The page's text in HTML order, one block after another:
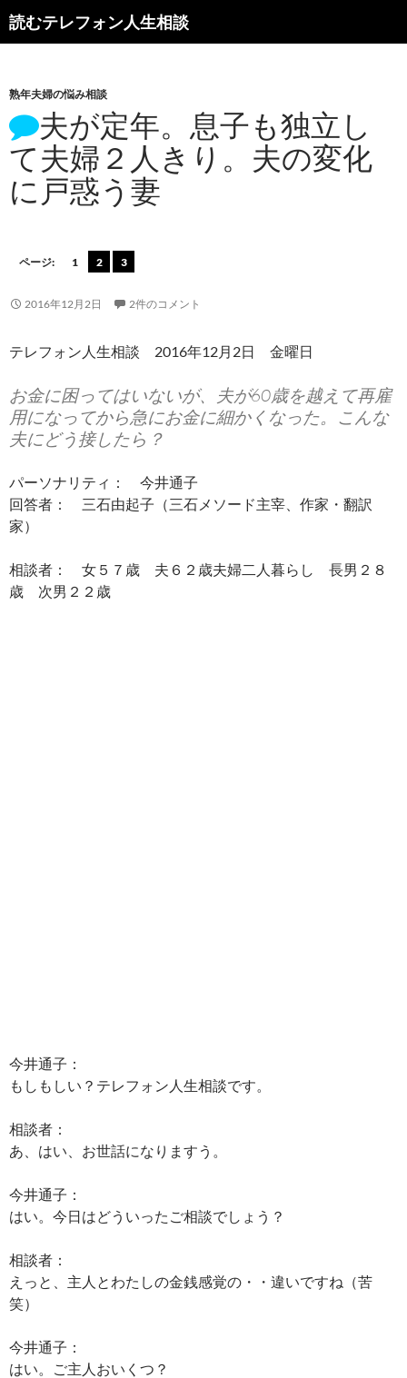
読むテレフォン人生相談
熟年夫婦の悩み相談
夫が定年。息子も独立し
て夫婦２人きり。夫の変化
に戸惑う妻
ページ: 1 2 3
2016年12月2日 2件のコメント
テレフォン人生相談 2016年12月2日 金曜日
お金に困ってはいないが、夫が60歳を越えて再雇
用になってから急にお金に細かくなった。こんな
夫にどう接したら？
パーソナリティ： 今井通子
回答者： 三石由起子（三石メソード主宰、作家・翻訳
家）
相談者： 女５７歳 夫６２歳夫婦二人暮らし 長男２８
歳 次男２２歳
今井通子：
もしもしい？テレフォン人生相談です。
相談者：
あ、はい、お世話になりますう。
今井通子：
はい。今日はどういったご相談でしょう？
相談者：
えっと、主人とわたしの金銭感覚の・・違いですね（苦
笑）
今井通子：
はい。ご主人おいくつ？